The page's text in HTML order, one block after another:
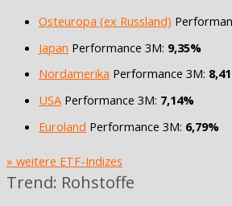
Osteuropa (ex Russland)
Japan Performance 3M: 9,35%
Nordamerika Performance 3M:
USA Performance 3M: 7,14%
Euroland Performance 3M: 6,79%
» weitere ETF-Indizes
Trend: Rohstoffe